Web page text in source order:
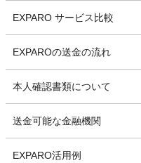
EXPARO サービス比較
EXPAROの送金の流れ
本人確認書類について
送金可能な金融機関
EXPARO活用例